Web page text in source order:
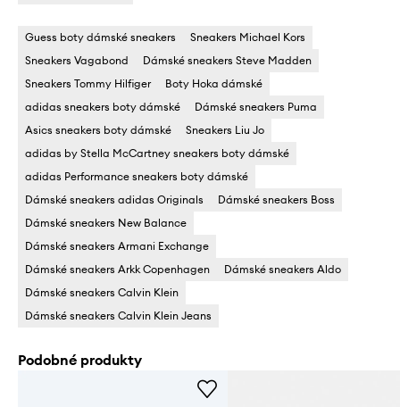
Guess boty dámské sneakers
Sneakers Michael Kors
Sneakers Vagabond
Dámské sneakers Steve Madden
Sneakers Tommy Hilfiger
Boty Hoka dámské
adidas sneakers boty dámské
Dámské sneakers Puma
Asics sneakers boty dámské
Sneakers Liu Jo
adidas by Stella McCartney sneakers boty dámské
adidas Performance sneakers boty dámské
Dámské sneakers adidas Originals
Dámské sneakers Boss
Dámské sneakers New Balance
Dámské sneakers Armani Exchange
Dámské sneakers Arkk Copenhagen
Dámské sneakers Aldo
Dámské sneakers Calvin Klein
Dámské sneakers Calvin Klein Jeans
Podobné produkty